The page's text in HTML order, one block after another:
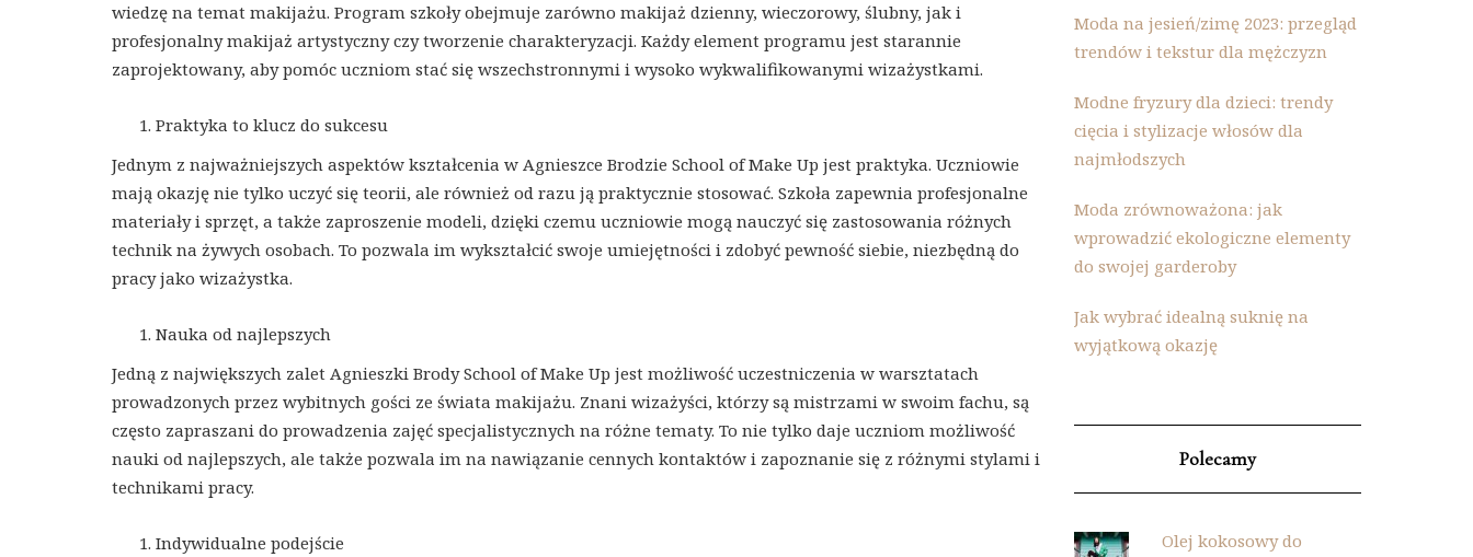
wiedzę na temat makijażu. Program szkoły obejmuje zarówno makijaż dzienny, wieczorowy, ślubny, jak i
profesjonalny makijaż artystyczny czy tworzenie charakteryzacji. Każdy element programu jest starannie
zaprojektowany, aby pomóc uczniom stać się wszechstronnymi i wysoko wykwalifikowanymi wizażystkami.
Praktyka to klucz do sukcesu
Jednym z najważniejszych aspektów kształcenia w Agnieszce Brodzie School of Make Up jest praktyka. Uczniowie
mają okazję nie tylko uczyć się teorii, ale również od razu ją praktycznie stosować. Szkoła zapewnia profesjonalne
materiały i sprzęt, a także zaproszenie modeli, dzięki czemu uczniowie mogą nauczyć się zastosowania różnych
technik na żywych osobach. To pozwala im wykształcić swoje umiejętności i zdobyć pewność siebie, niezbędną do
pracy jako wizażystka.
Nauka od najlepszych
Jedną z największych zalet Agnieszki Brody School of Make Up jest możliwość uczestniczenia w warsztatach
prowadzonych przez wybitnych gości ze świata makijażu. Znani wizażyści, którzy są mistrzami w swoim fachu, są
często zapraszani do prowadzenia zajęć specjalistycznych na różne tematy. To nie tylko daje uczniom możliwość
nauki od najlepszych, ale także pozwala im na nawiązanie cennych kontaktów i zapoznanie się z różnymi stylami i
technikami pracy.
Indywidualne podejście
Moda na jesień/zimę 2023: przegląd
trendów i tekstur dla mężczyzn
Modne fryzury dla dzieci: trendy
cięcia i stylizacje włosów dla
najmłodszych
Moda zrównoważona: jak
wprowadzić ekologiczne elementy
do swojej garderoby
Jak wybrać idealną suknię na
wyjątkową okazję
Polecamy
Olej kokosowy do